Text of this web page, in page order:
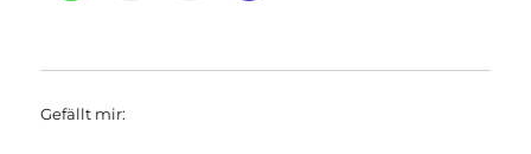
Gefällt mir: